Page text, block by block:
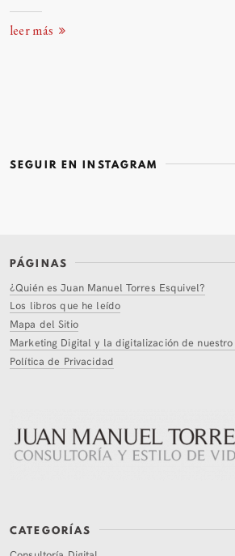
leer más
SEGUIR EN INSTAGRAM
PÁGINAS
¿Quién es Juan Manuel Torres Esquivel?
Los libros que he leído
Mapa del Sitio
Marketing Digital y la digitalización de
Política de Privacidad
CATEGORÍAS